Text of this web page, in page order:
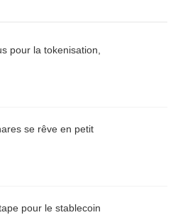
pour la tokenisation,
se rêve en petit
pour le stablecoin